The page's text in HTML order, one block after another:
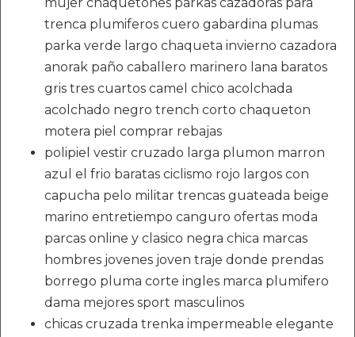
mujer chaquetones parkas cazadoras para
trenca plumiferos cuero gabardina plumas
parka verde largo chaqueta invierno cazadora
anorak paño caballero marinero lana baratos
gris tres cuartos camel chico acolchada
acolchado negro trench corto chaqueton
motera piel comprar rebajas
polipiel vestir cruzado larga plumon marron
azul el frio baratas ciclismo rojo largos con
capucha pelo militar trencas guateada beige
marino entretiempo canguro ofertas moda
parcas online y clasico negra chica marcas
hombres jovenes joven traje donde prendas
borrego pluma corte ingles marca plumifero
dama mejores sport masculinos
chicas cruzada trenka impermeable elegante